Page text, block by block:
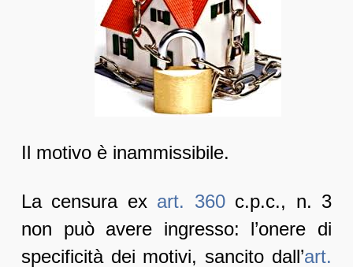
Il motivo è inammissibile.
La censura ex art. 360c.p.c., n. 3
non può avere ingresso: l’onere di
specificità dei motivi, sancito dall’art.